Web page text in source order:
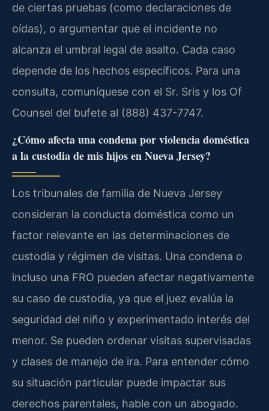
de ciertas pruebas (como declaraciones de
oídas), o argumentar que el incidente no
alcanza el umbral legal de asalto. Cada caso
depende de los hechos específicos. Para una
consulta, comuníquese con el Sr. Sris y los Of
Counsel del bufete al (888) 437-7747.
¿Cómo afecta una condena por violencia doméstica
a la custodia de mis hijos en Nueva Jersey?
Los tribunales de familia de Nueva Jersey
consideran la conducta doméstica como un
factor relevante en las determinaciones de
custodia y régimen de visitas. Una condena o
incluso una FRO pueden afectar negativamente
su caso de custodia, ya que el juez evalúa la
seguridad del niño y experimentado interés del
menor. Se pueden ordenar visitas supervisadas
y clases de manejo de ira. Para entender cómo
su situación particular puede impactar sus
derechos parentales, hable con un abogado.